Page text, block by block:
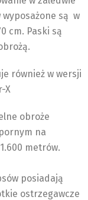
są w
cm. Paski są
również w wersji
X
obroże
na
metrów.
posiadają
ostrzegawcze